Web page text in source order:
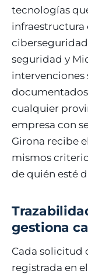
tecnologías
infraestructura
seguridad y
cualquier
empresa con
Girona recibe
mismos
de quién esté
gestiona
Cada solicitud
registrada en